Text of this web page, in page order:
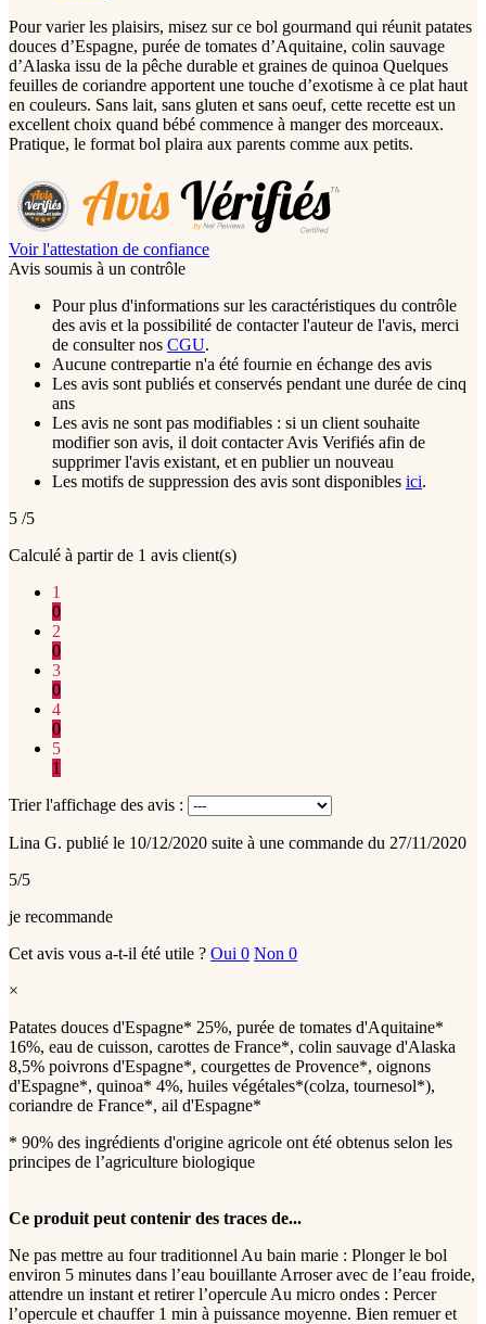
Pour varier les plaisirs, misez sur ce bol gourmand qui réunit patates
douces d’Espagne, purée de tomates d’Aquitaine, colin sauvage
d’Alaska issu de la pêche durable et graines de quinoa Quelques
feuilles de coriandre apportent une touche d’exotisme à ce plat haut
en couleurs. Sans lait, sans gluten et sans oeuf, cette recette est un
excellent choix quand bébé commence à manger des morceaux.
Pratique, le format bol plaira aux parents comme aux petits.
Voir l'attestation de confiance
Avis soumis à un contrôle
Pour plus d'informations sur les caractéristiques du contrôle
des avis et la possibilité de contacter l'auteur de l'avis, merci
de consulter nos CGU.
Aucune contrepartie n'a été fournie en échange des avis
Les avis sont publiés et conservés pendant une durée de cinq
ans
Les avis ne sont pas modifiables : si un client souhaite
modifier son avis, il doit contacter Avis Verifiés afin de
supprimer l'avis existant, et en publier un nouveau
Les motifs de suppression des avis sont disponibles ici.
5 /5
Calculé à partir de 1 avis client(s)
1
0
2
0
3
0
4
0
5
1
Trier l'affichage des avis :
Lina G. publié le 10/12/2020 suite à une commande du 27/11/2020
5/5
je recommande
Cet avis vous a-t-il été utile ? Oui 0 Non 0
×
Patates douces d'Espagne* 25%, purée de tomates d'Aquitaine*
16%, eau de cuisson, carottes de France*, colin sauvage d'Alaska
8,5% poivrons d'Espagne*, courgettes de Provence*, oignons
d'Espagne*, quinoa* 4%, huiles végétales*(colza, tournesol*),
coriandre de France*, ail d'Espagne*
* 90% des ingrédients d'origine agricole ont été obtenus selon les
principes de l’agriculture biologique
Ce produit peut contenir des traces de...
Ne pas mettre au four traditionnel Au bain marie : Plonger le bol
environ 5 minutes dans l’eau bouillante Arroser avec de l’eau froide,
attendre un instant et retirer l’opercule Au micro ondes : Percer
l’opercule et chauffer 1 min à puissance moyenne. Bien remuer et